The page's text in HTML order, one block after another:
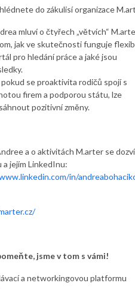
do zákulisí organizace
mluví o čtyřech „větvích“
jak ve skutečnosti funguje
pro hledání práce a jaké jsou
pokud se proaktivita rodičů spojí s
firem a podporou státu, lze
pozitivní změny.
a o aktivitách M.arter se
a jejím LinkedInu:
in/
jsme v tom s vámi!
a networkingovou platformu